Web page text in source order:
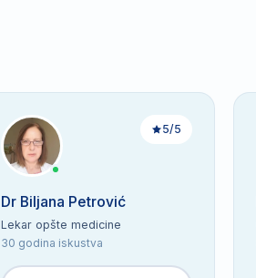
5/5
Dr Biljana Petrović
Lekar opšte medicine
30 godina iskustva